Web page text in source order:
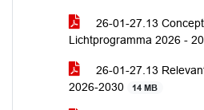
26-01-27.13
Lichtprogramma 2026 -
26-01-27.13
2026-2030
14 MB